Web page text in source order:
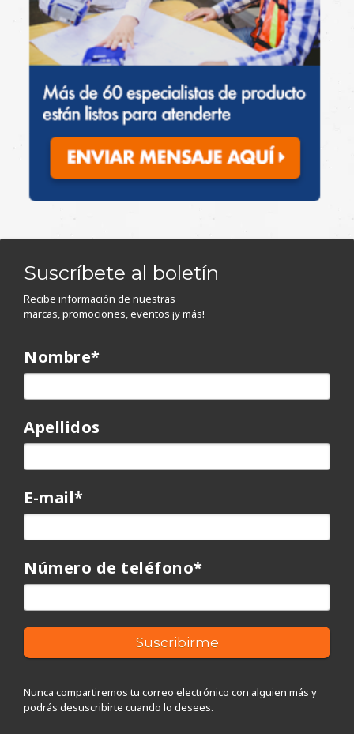
Suscríbete al boletín
Recibe información de nuestras
marcas, promociones, eventos ¡y más!
Nombre*
Apellidos
E-mail*
Número de teléfono*
Nunca compartiremos tu correo electrónico con alguien más y
podrás desuscribirte cuando lo desees.